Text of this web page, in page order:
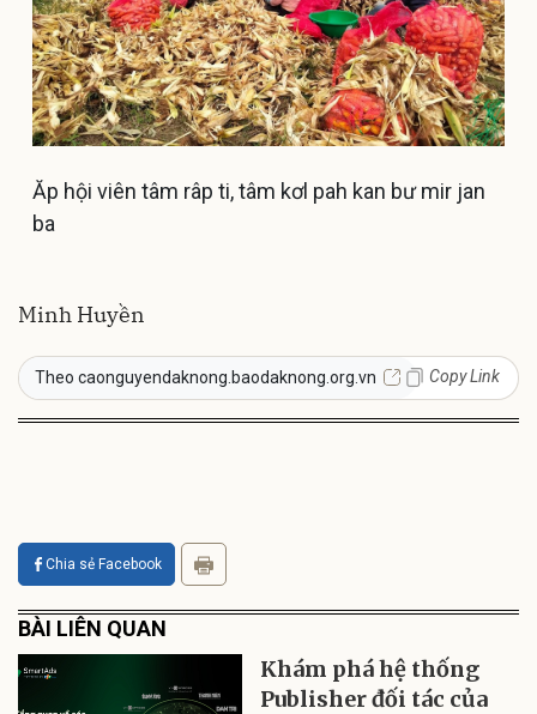
Ăp hội viên tâm râp ti, tâm kơl pah kan bư mir jan
ba
Minh Huyền
Theo caonguyendaknong.baodaknong.org.vn Copy Link
Chia sẻ Facebook
BÀI LIÊN QUAN
Khám phá hệ thống
Publisher đối tác của